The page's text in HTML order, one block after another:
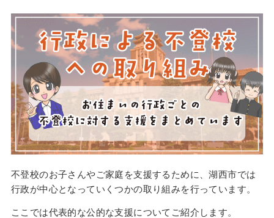
不登校のお子さんやご家庭を支援するために、湖西市では
行政が中心となっていくつかの取り組みを行っています。
ここでは代表的な公的な支援についてご紹介します。